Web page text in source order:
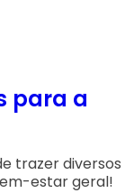
para a
trazer diversos
estar geral!